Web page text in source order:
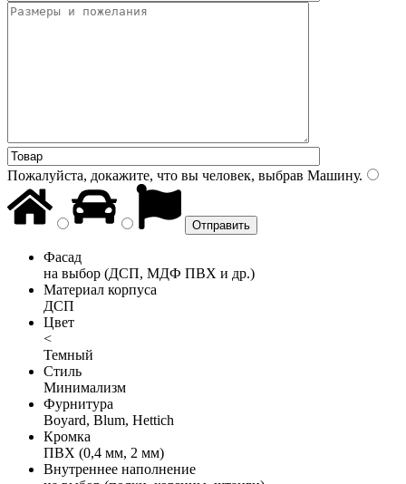
Пожалуйста, докажите, что вы человек, выбрав Машину.
Фасад
на выбор (ДСП, МДФ ПВХ и др.)
Материал корпуса
ДСП
Цвет
<
Темный
Стиль
Минимализм
Фурнитура
Boyard, Blum, Hettich
Кромка
ПВХ (0,4 мм, 2 мм)
Внутреннее наполнение